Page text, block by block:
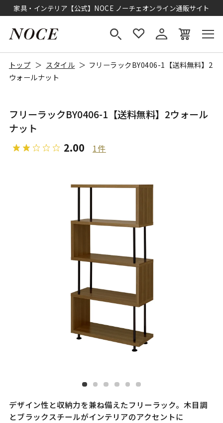
家具・インテリア【公式】NOCE ノーチェオンライン通販サイト
トップ スタイル
フリーラックBY0406-1【送料無料】2
ウォールナット
フリーラックBY0406-1【送料無料】2ウォール
ナット
2.00 1件
デザイン性と収納力を兼ね備えたフリーラック。木目調
とブラックスチールがインテリアのアクセントに